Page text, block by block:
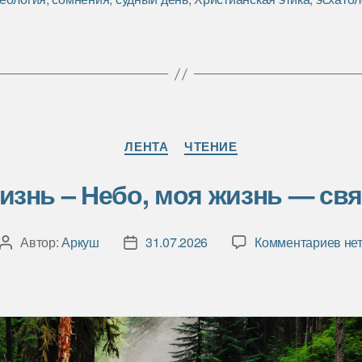
Рубрики
ЛЕНТА ЧТЕНИЕ
– Небо, моя жизнь —
Автор
Автор:Аркуш
Дата31.07.2026 Комментариевк
–
нет